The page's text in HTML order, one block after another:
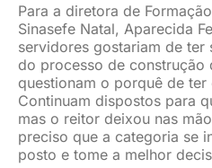
Para a diretora de
Sinasefe Natal, Aparecida
servidores gostariam de
do processo de
questionam o porquê de
Continuam dispostos para
mas o reitor deixou nas
preciso que a categoria se
posto e tome a melhor